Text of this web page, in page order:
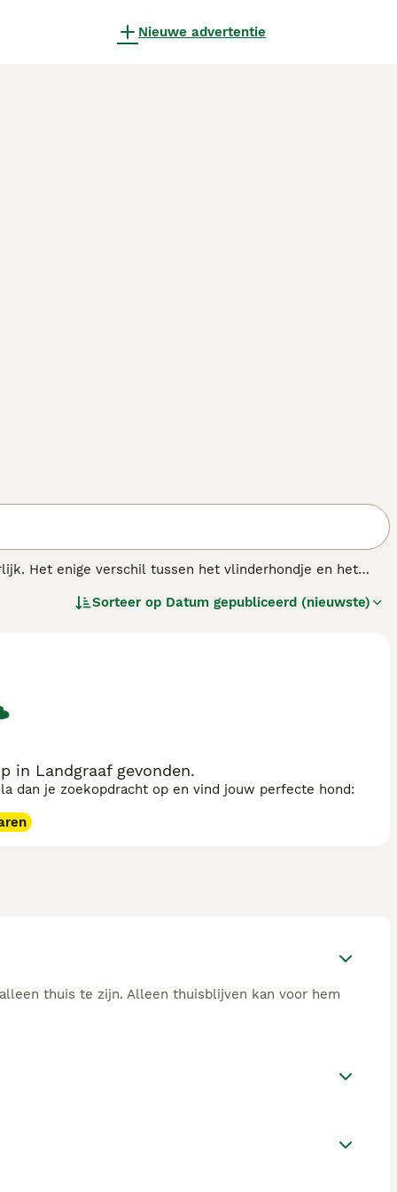
Nieuwe advertentie
Het enige verschil tussen het vlinderhondje en het
Beide typen kunnen in één nestje voorkomen. Het
Sorteer op Datum gepubliceerd (nieuwste)
in Landgraaf gevonden.
dan je zoekopdracht op en vind jouw perfecte hond:
thuis te zijn. Alleen thuisblijven kan voor hem